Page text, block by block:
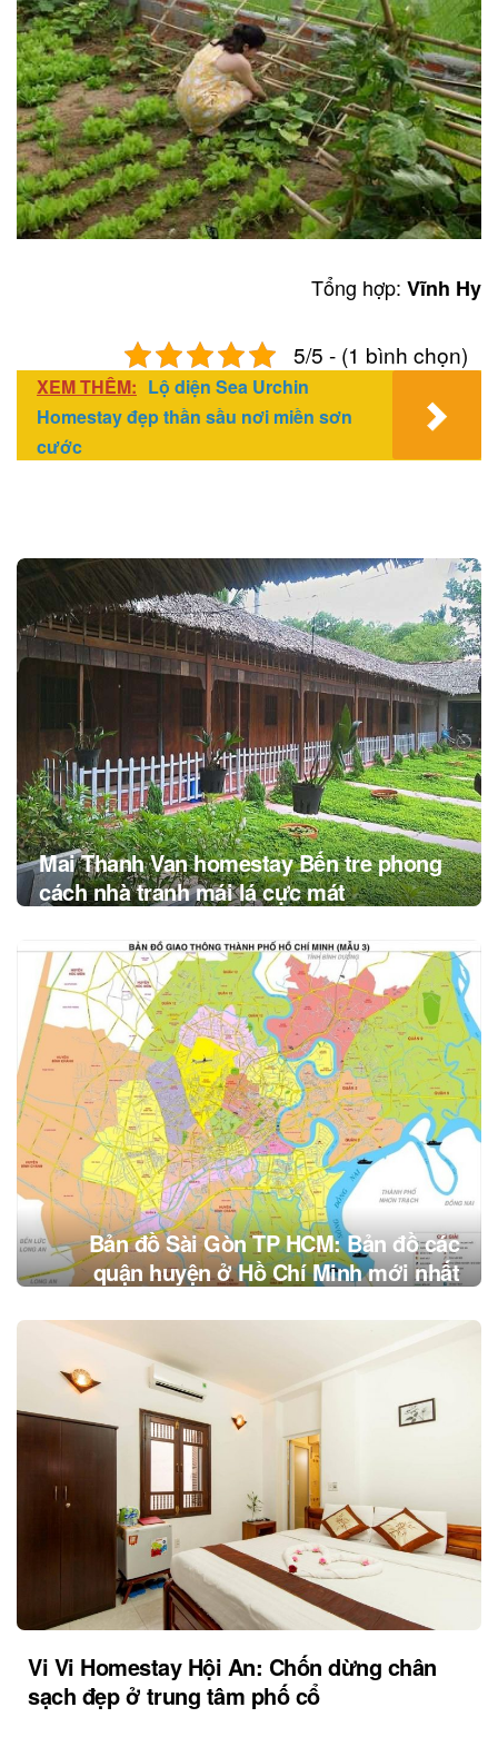
Tổng hợp: Vĩnh Hy
5/5 - (1 bình chọn)
XEM THÊM: Lộ diện Sea Urchin
Homestay đẹp thần sầu nơi miền sơn
cước
Post
navigation
Mai Thanh Van homestay Bến tre phong
cách nhà tranh mái lá cực mát
Bản đồ Sài Gòn TP HCM: Bản đồ các
quận huyện ở Hồ Chí Minh mới nhất
Vi Vi Homestay Hội An: Chốn dừng chân
sạch đẹp ở trung tâm phố cổ